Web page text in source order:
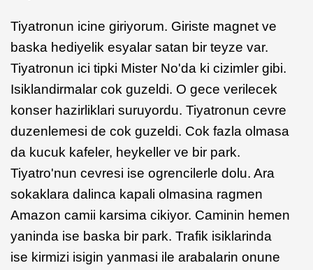
Tiyatronun icine giriyorum. Giriste magnet ve
baska hediyelik esyalar satan bir teyze var.
Tiyatronun ici tipki Mister No'da ki cizimler gibi.
Isiklandirmalar cok guzeldi. O gece verilecek
konser hazirliklari suruyordu. Tiyatronun cevre
duzenlemesi de cok guzeldi. Cok fazla olmasa
da kucuk kafeler, heykeller ve bir park.
Tiyatro'nun cevresi ise ogrencilerle dolu. Ara
sokaklara dalinca kapali olmasina ragmen
Amazon camii karsima cikiyor. Caminin hemen
yaninda ise baska bir park. Trafik isiklarinda
ise kirmizi isigin yanmasi ile arabalarin onune